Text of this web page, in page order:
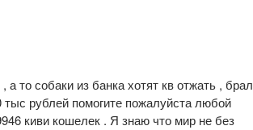
то собаки из банка хотят кв отжать , брал
рублей помогите пожалуйста любой
киви кошелек . Я знаю что мир не без